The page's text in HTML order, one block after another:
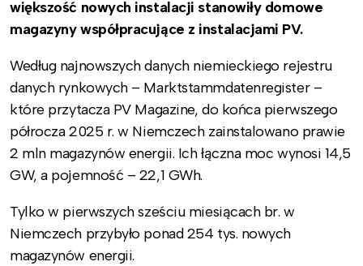
większość nowych instalacji stanowiły domowe
magazyny współpracujące z instalacjami PV.
Według najnowszych danych niemieckiego rejestru
danych rynkowych – Marktstammdatenregister –
które przytacza PV Magazine, do końca pierwszego
półrocza 2025 r. w Niemczech zainstalowano prawie
2 mln magazynów energii. Ich łączna moc wynosi 14,5
GW, a pojemność – 22,1 GWh.
Tylko w pierwszych sześciu miesiącach br. w
Niemczech przybyło ponad 254 tys. nowych
magazynów energii.